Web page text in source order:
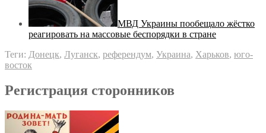
МВД Украины пообещало жёстко
реагировать на массовые беспорядки в стране
Теги: Донецк, Луганск, референдум, Украина, Харьков, юго-
восток
Регистрация сторонников